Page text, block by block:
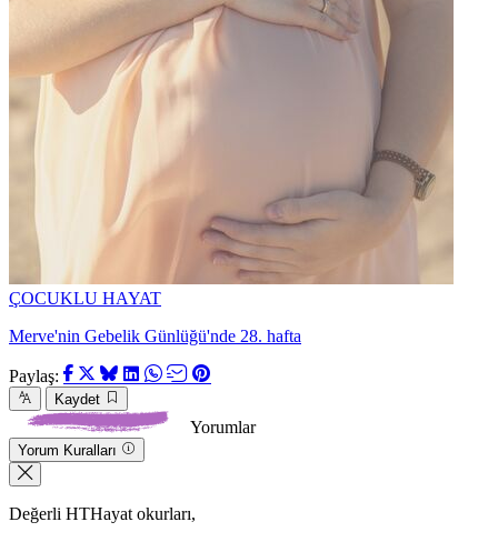
ÇOCUKLU HAYAT
Merve'nin Gebelik Günlüğü'nde 28. hafta
Paylaş:
Kaydet
Yorumlar
Yorum Kuralları
Değerli HTHayat okurları,